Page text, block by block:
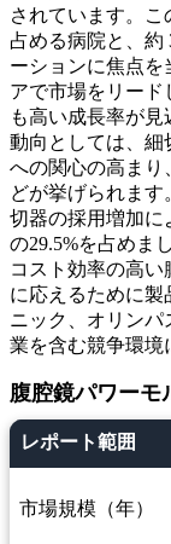
されています。こ
占める病院と、約
ーションに焦点を
アで市場をリード
も高い成長率が
動向としては、細
への関心の高まり
どが挙げられま
切器の採用増加に
の29.5%を占めま
コスト効率の高い
に応えるために製
ニック、オリンパ
業を含む競争環境
腹腔鏡パワーモ
レポート範囲
市場規模（年）